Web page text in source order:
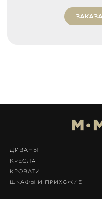
ДИВАНЫ
КРЕСЛА
КРОВАТИ
ШКАФЫ И ПРИХОЖИЕ